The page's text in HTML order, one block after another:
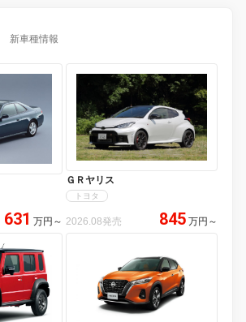
新車種情報
631 万円 ～
ＧＲヤリス
トヨタ
2026.08発売 845 万円 ～